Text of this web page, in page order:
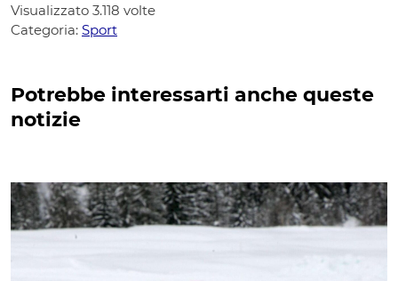
Visualizzato 3.118 volte
Categoria: Sport
Potrebbe interessarti anche queste
notizie